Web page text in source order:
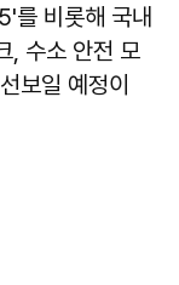
비롯해 국내
, 수소 안전 모
보일 예정이